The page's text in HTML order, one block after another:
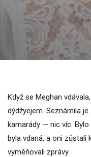
Když se Meghan
dýdžyejem. Seznámila
kamarády — nic víc. Bylo
byla vdaná, a oni zůstali
vyměňovali zprávy.